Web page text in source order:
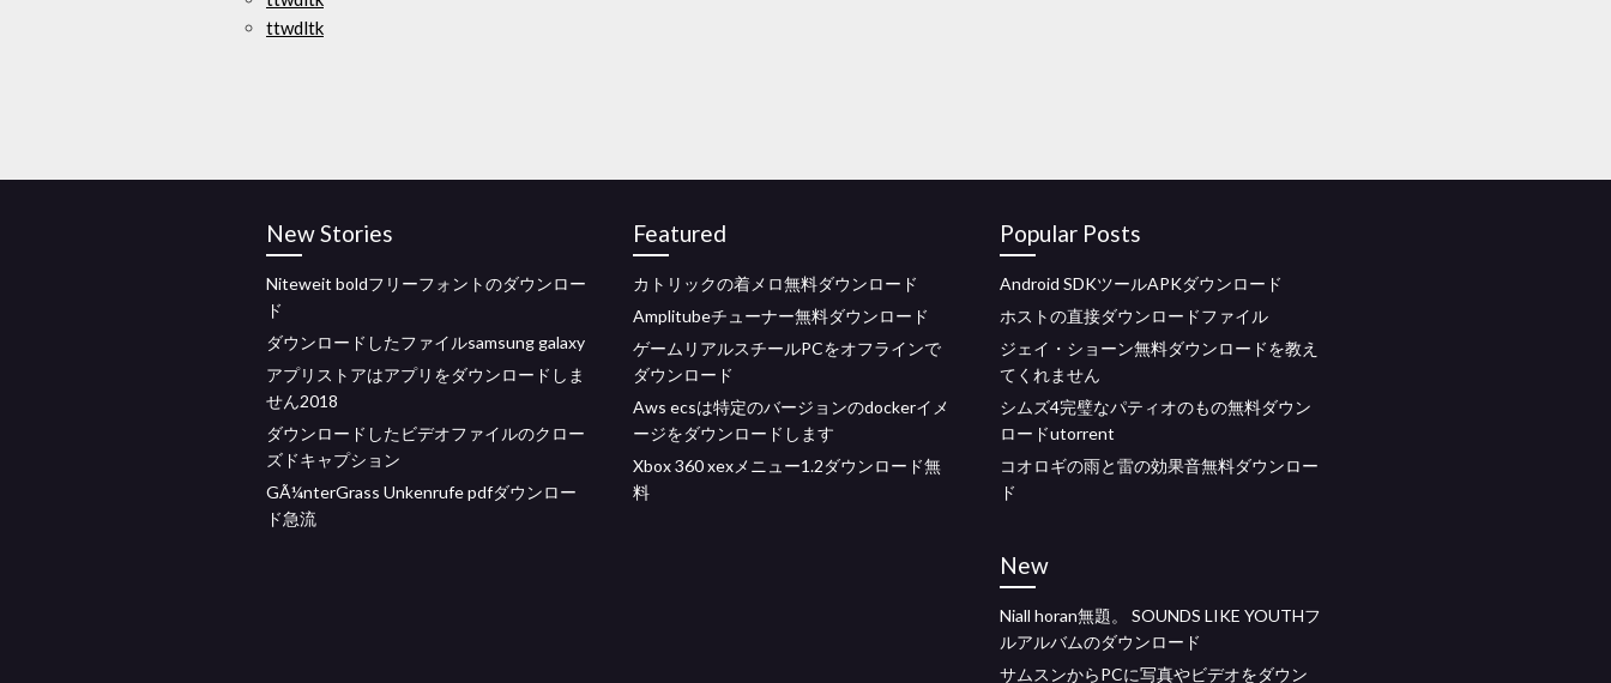
ttwdltk
New Stories
Niteweit boldフリーフォントのダウンロー
ド
ダウンロードしたファイルsamsung galaxy
アプリストアはアプリをダウンロードしま
せん2018
ダウンロードしたビデオファイルのクロー
ズドキャプション
GÃ¼nterGrass Unkenrufe pdfダウンロー
ド急流
Featured
カトリックの着メロ無料ダウンロード
Amplitubeチューナー無料ダウンロード
ゲームリアルスチールPCをオフラインで
ダウンロード
Aws ecsは特定のバージョンのdockerイメ
ージをダウンロードします
Xbox 360 xexメニュー1.2ダウンロード無
料
Popular Posts
Android SDKツールAPKダウンロード
ホストの直接ダウンロードファイル
ジェイ・ショーン無料ダウンロードを教え
てくれません
シムズ4完璧なパティオのもの無料ダウン
ロードutorrent
コオロギの雨と雷の効果音無料ダウンロー
ド
New
Niall horan無題。 SOUNDS LIKE YOUTHフ
ルアルバムのダウンロード
サムスンからPCに写真やビデオをダウン